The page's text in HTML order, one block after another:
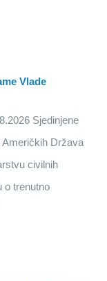
Vlade
Sjedinjene
Država
civilnih
o trenutno